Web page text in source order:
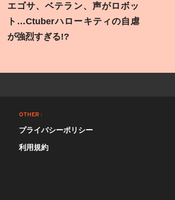
エゴサ、ベテラン、声がロボッ
ト…Ctuberハローキティの自虐
が強烈すぎる!?
OTHER :
プライバシーポリシー
利用規約